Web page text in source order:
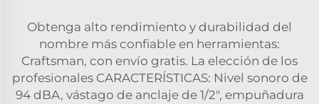
Obtenga alto rendimiento y durabilidad del
nombre más confiable en herramientas:
Craftsman, con envío gratis. La elección de los
profesionales CARACTERÍSTICAS: Nivel sonoro de
94 dBA, vástago de anclaje de 1/2", empuñadura